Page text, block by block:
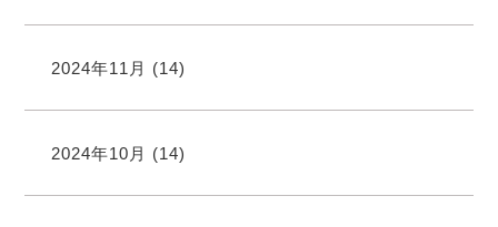
2024年11月 (14)
2024年10月 (14)